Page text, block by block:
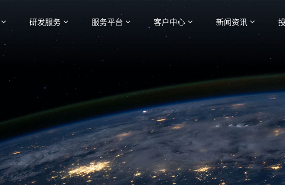
研发服务 服务平台 客户中心 新闻资讯